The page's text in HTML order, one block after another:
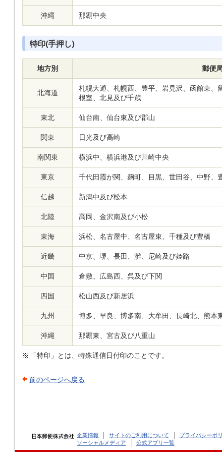
沖縄 那覇中央
特印(手押し)
地方別 郵便
北海道
札幌大通、札幌西、豊平、岩見沢、函館東、
根室、北見及び千歳
東北 仙台南、仙台東及び郡山
関東 日光及び高崎
南関東 横浜中、横浜港及び川崎中央
東京 千代田霞が関、麹町、目黒、世田谷、中野、
信越 新潟中及び松本
北陸 高岡、金沢南及び小松
東海 浜松、名古屋中、名古屋東、千種及び豊橋
近畿 中京、堺、長田、灘、尼崎及び姫路
中国 倉敷、広島西、呉及び下関
四国 松山西及び新居浜
九州 博多、早良、博多南、大牟田、長崎北、熊本
沖縄 那覇東、宮古及び八重山
「特印」とは、特殊通信日付印のことです。
前のページへ戻る
企業情報 サイトのご利用について
プライバシーポ
ソーシャルメディア
公式アプリ一覧